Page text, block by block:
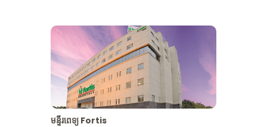
មន្ទីរពេទ្យ Fortis